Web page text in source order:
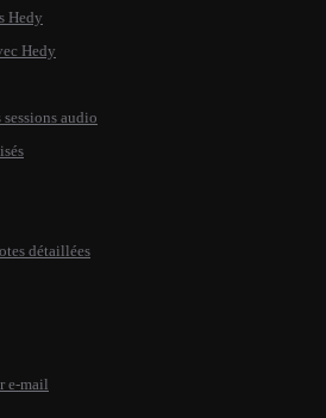
Hedy
Hedy
audio
détaillées
e-mail